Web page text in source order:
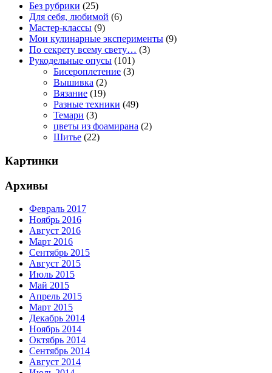
Без рубрики (25)
Для себя, любимой (6)
Мастер-классы (9)
Мои кулинарные эксперименты (9)
По секрету всему свету… (3)
Рукодельные опусы (101)
Бисероплетение (3)
Вышивка (2)
Вязание (19)
Разные техники (49)
Темари (3)
цветы из фоамирана (2)
Шитье (22)
Картинки
Архивы
Февраль 2017
Ноябрь 2016
Август 2016
Март 2016
Сентябрь 2015
Август 2015
Июль 2015
Май 2015
Апрель 2015
Март 2015
Декабрь 2014
Ноябрь 2014
Октябрь 2014
Сентябрь 2014
Август 2014